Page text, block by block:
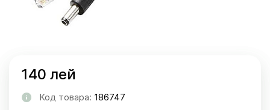
140 лей
Код товара: 186747